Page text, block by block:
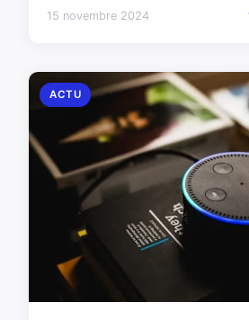
15 novembre 2024
ACTU